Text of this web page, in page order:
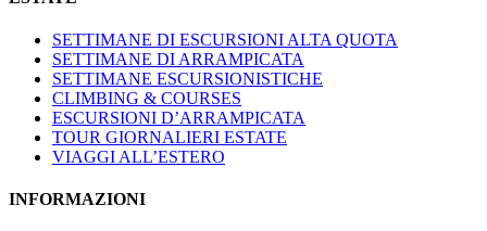
SETTIMANE DI ESCURSIONI ALTA QUOTA
SETTIMANE DI ARRAMPICATA
SETTIMANE ESCURSIONISTICHE
CLIMBING & COURSES
ESCURSIONI D’ARRAMPICATA
TOUR GIORNALIERI ESTATE
VIAGGI ALL’ESTERO
INFORMAZIONI